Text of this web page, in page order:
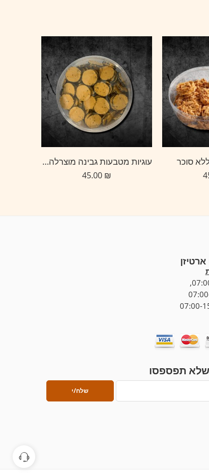
סוכר עוגיות מטבעות גבינה מוצרלה ופפריקה
₪
תפספסו